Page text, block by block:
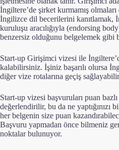
İngiltere’de şirket kurmamış
İngilizce dil becerilerini kanıtlamak,
kuruluşu aracılığıyla (endorsing
benzersiz olduğunu belgelemek gibi
Start-up Girişimci ​​vizesi ile
kalabilirsiniz. İşiniz başarılı olursa
diğer vize rotalarına geçiş
Start-up ​​vizesi başvuruları puan
değerlendirilir, bu da ne yaptığınızı
her belgenin size puan
Başvuru yapmadan önce bilmeniz
noktalar bulunuyor.